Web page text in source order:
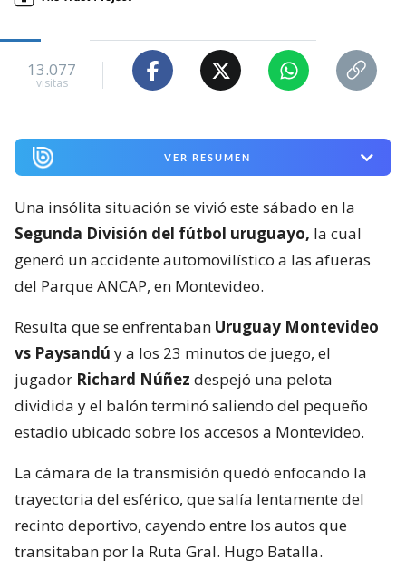
13.077
visitas
VER RESUMEN
Una insólita situación se vivió este sábado en la
Segunda División del fútbol uruguayo, la cual
generó un accidente automovilístico a las afueras
del Parque ANCAP, en Montevideo.
Resulta que se enfrentaban Uruguay Montevideo
vs Paysandú y a los 23 minutos de juego, el
jugador Richard Núñez despejó una pelota
dividida y el balón terminó saliendo del pequeño
estadio ubicado sobre los accesos a Montevideo.
La cámara de la transmisión quedó enfocando la
trayectoria del esférico, que salía lentamente del
recinto deportivo, cayendo entre los autos que
transitaban por la Ruta Gral. Hugo Batalla.